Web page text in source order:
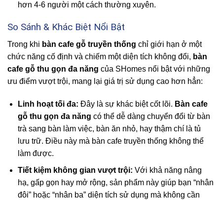
hơn 4-6 người một cách thường xuyên.
So Sánh & Khác Biệt Nổi Bật
Trong khi bàn cafe gỗ truyền thống chỉ giới hạn ở một
chức năng cố định và chiếm một diện tích không đổi, bàn
cafe gỗ thu gọn đa năng của SHomes nổi bật với những
ưu điểm vượt trội, mang lại giá trị sử dụng cao hơn hẳn:
Linh hoạt tối đa: Đây là sự khác biệt cốt lõi. Bàn cafe
gỗ thu gọn đa năng có thể dễ dàng chuyển đổi từ bàn
trà sang bàn làm việc, bàn ăn nhỏ, hay thậm chí là tủ
lưu trữ. Điều này mà bàn cafe truyền thống không thể
làm được.
Tiết kiệm không gian vượt trội: Với khả năng nâng
hạ, gấp gọn hay mở rộng, sản phẩm này giúp bạn “nhân
đôi” hoặc “nhân ba” diện tích sử dụng mà không cần